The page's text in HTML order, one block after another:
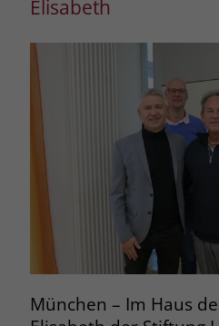
Elisabeth
München – Im Haus